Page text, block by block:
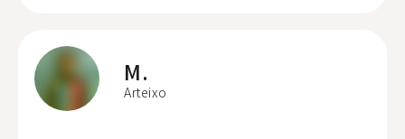
M.
Arteixo